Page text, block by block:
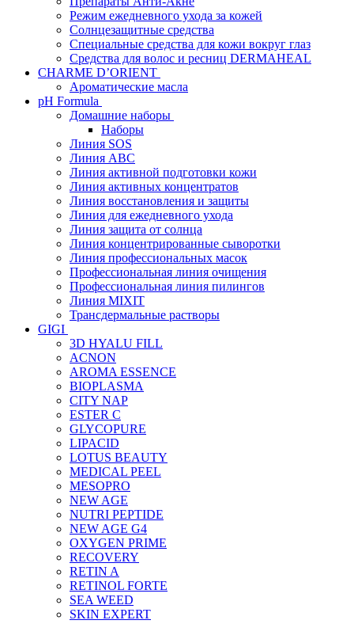
Режим ежедневного ухода за кожей
Солнцезащитные средства
Специальные средства для кожи вокруг глаз
Средства для волос и ресниц DERMAHEAL
CHARME D’ORIENT
Ароматические масла
pH Formula
Домашние наборы
Наборы
Линия SOS
Линия АВС
Линия активной подготовки кожи
Линия активных концентратов
Линия восстановления и защиты
Линия для ежедневного ухода
Линия защита от солнца
Линия концентрированные сыворотки
Линия профессиональных масок
Профессиональная линия очищения
Профессиональная линия пилингов
Линия MIXIT
Трансдермальные растворы
GIGI
3D HYALU FILL
ACNON
AROMA ESSENCE
BIOPLASMA
CITY NAP
ESTER C
GLYCOPURE
LIPACID
LOTUS BEAUTY
MEDICAL PEEL
MESOPRO
NEW AGE
NUTRI PEPTIDE
NEW AGE G4
OXYGEN PRIME
RECOVERY
RETIN A
RETINOL FORTE
SEA WEED
SKIN EXPERT